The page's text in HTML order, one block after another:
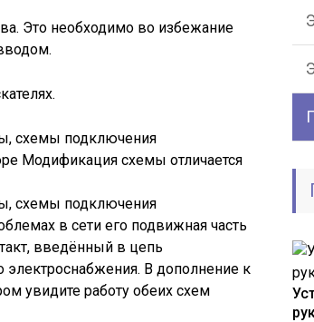
Это необходимо во избежание
Модификация схемы отличается
в сети его подвижная часть
введённый в цепь
электроснабжения. В дополнение к
увидите работу обеих схем